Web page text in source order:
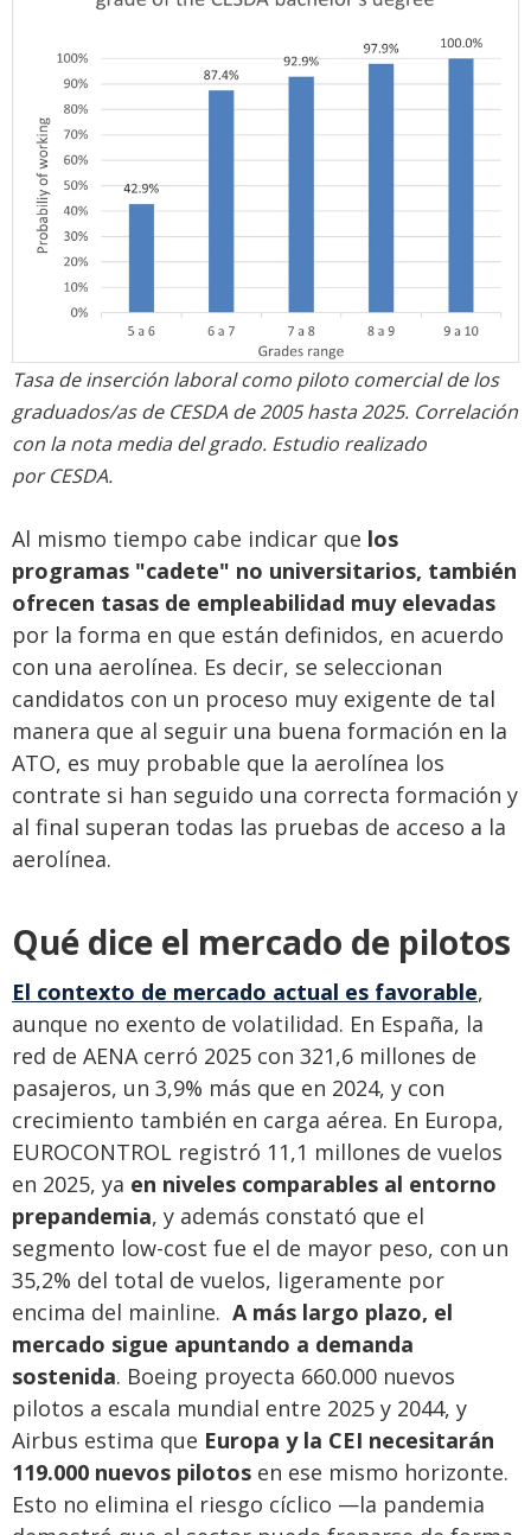
Tasa de inserción laboral como piloto comercial de los
graduados/as de CESDA de 2005 hasta 2025. Correlación
con la nota media del grado. Estudio realizado
por CESDA.
Al mismo tiempo cabe indicar que los
programas "cadete" no universitarios, también
ofrecen tasas de empleabilidad muy elevadas
por la forma en que están definidos, en acuerdo
con una aerolínea. Es decir, se seleccionan
candidatos con un proceso muy exigente de tal
manera que al seguir una buena formación en la
ATO, es muy probable que la aerolínea los
contrate si han seguido una correcta formación y
al final superan todas las pruebas de acceso a la
aerolínea.
Qué dice el mercado de pilotos
El contexto de mercado actual es favorable,
aunque no exento de volatilidad. En España, la
red de AENA cerró 2025 con 321,6 millones de
pasajeros, un 3,9% más que en 2024, y con
crecimiento también en carga aérea. En Europa,
EUROCONTROL registró 11,1 millones de vuelos
en 2025, ya en niveles comparables al entorno
prepandemia, y además constató que el
segmento low-cost fue el de mayor peso, con un
35,2% del total de vuelos, ligeramente por
encima del mainline. A más largo plazo, el
mercado sigue apuntando a demanda
sostenida. Boeing proyecta 660.000 nuevos
pilotos a escala mundial entre 2025 y 2044, y
Airbus estima que Europa y la CEI necesitarán
119.000 nuevos pilotos en ese mismo horizonte.
Esto no elimina el riesgo cíclico —la pandemia